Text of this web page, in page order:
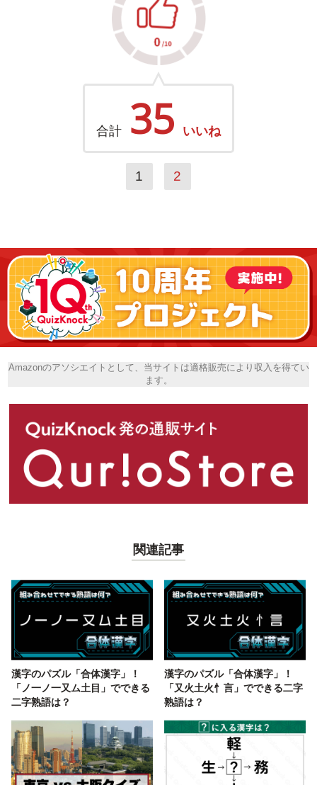
合計 35 いいね
1 2
Amazonのアソシエイトとして、当サイトは適格販売により収入を得てい
ます。
関連記事
漢字のパズル「合体漢字」！
「ノ一ノ一又ム土目」でできる
二字熟語は？
漢字のパズル「合体漢字」！
「又火土火忄言」でできる二字
熟語は？